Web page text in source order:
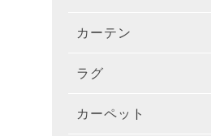
カーテン
ラグ
カーペット